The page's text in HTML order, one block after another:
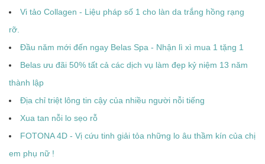
Vi tảo Collagen - Liệu pháp số 1 cho làn da trắng hồng rạng
rỡ.
Đầu năm mới đến ngay Belas Spa - Nhận lì xì mua 1 tặng 1
Belas ưu đãi 50% tất cả các dịch vụ làm đẹp kỷ niệm 13 năm
thành lập
Địa chỉ triệt lông tin cậy của nhiều người nỗi tiếng
Xua tan nỗi lo sẹo rỗ
FOTONA 4D - Vị cứu tinh giải tỏa những lo âu thầm kín của chị
em phụ nữ !